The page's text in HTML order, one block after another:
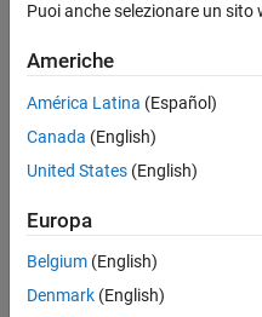
result
for this
section
of the
deep
onramp?
Manish
Puoi anche selezionare un sito
Americhe
América Latina (Español)
Canada (English)
United States (English)
Europa
Belgium (English)
Denmark (English)